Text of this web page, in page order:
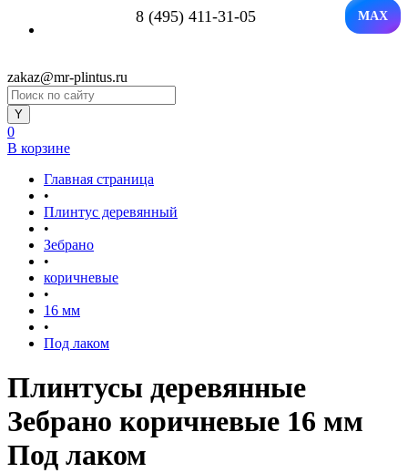
8 (495) 411-31-05 MAX
zakaz@mr-plintus.ru
0
В корзине
Главная страница
•
Плинтус деревянный
•
Зебрано
•
коричневые
•
16 мм
•
Под лаком
Плинтусы деревянные
Зебрано коричневые 16 мм
Под лаком